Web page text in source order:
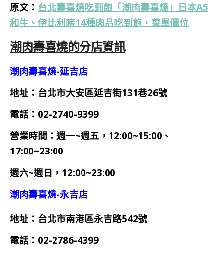
原文： 台北壽喜燒吃到飽「潮肉壽喜燒」日本A5
和牛、伊比利豬14種肉品吃到飽，菜單價位
潮肉壽喜燒的分店資訊
潮肉壽喜燒-延吉店
地址：台北市大安區延吉街131巷26號
電話：02-2740-9399
營業時間： 週一~週五，12:00~15:00、
17:00~23:00
週六~週日， 12:00~23:00
潮肉壽喜燒-永吉店
地址：台北市南港區永吉路542號
電話： 02-2786-4399